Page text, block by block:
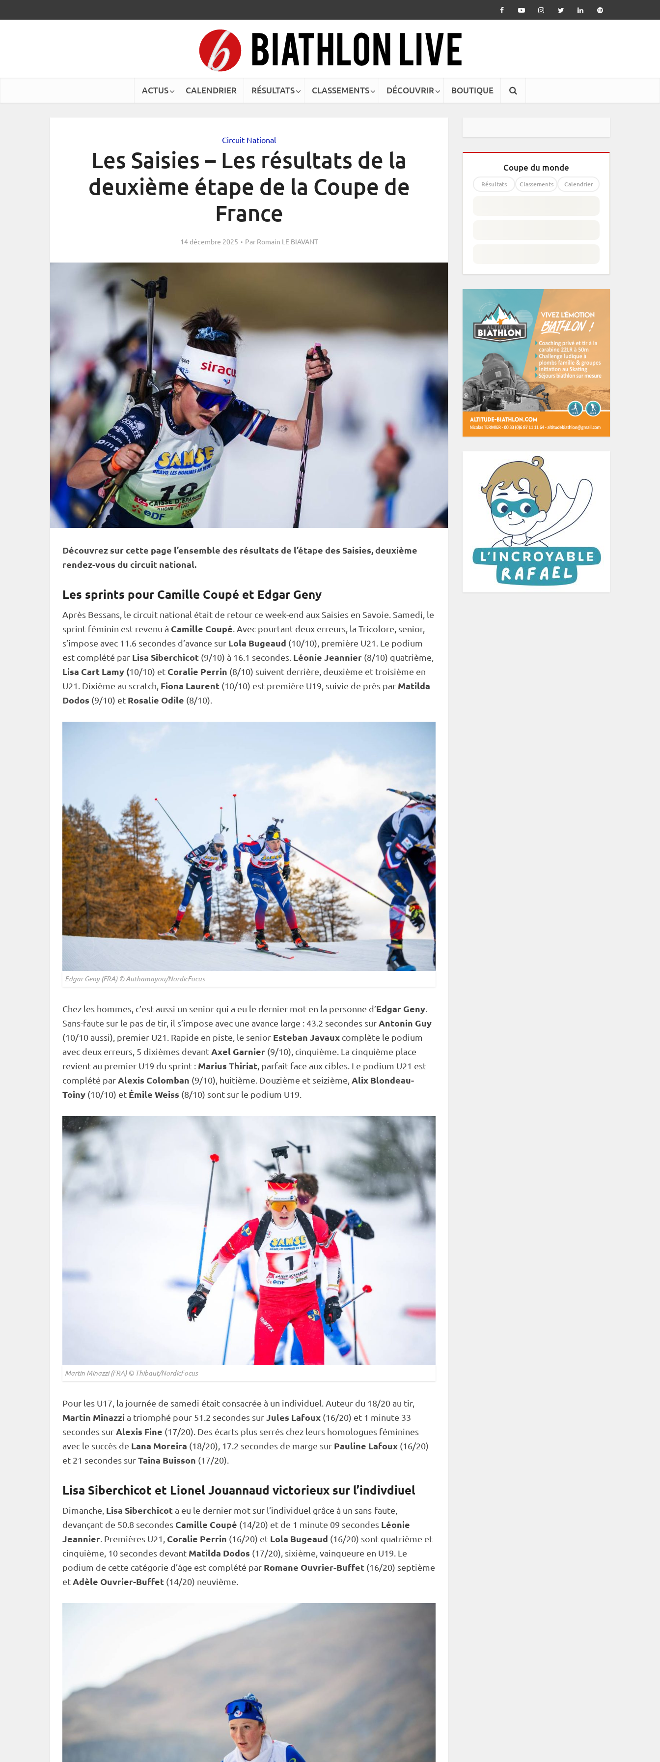
ACTUS CALENDRIER RÉSULTATS CLASSEMENTS DÉCOUVRIR BOUTIQUE
Circuit National
Les Saisies – Les résultats de la
deuxième étape de la Coupe de
France
14 décembre 2025 Par Romain LE BIAVANT
Découvrez sur cette page l’ensemble des résultats de l’étape des Saisies, deuxième
rendez-vous du circuit national.
Les sprints pour Camille Coupé et Edgar Geny
Après Bessans, le circuit national était de retour ce week-end aux Saisies en Savoie. Samedi, le
sprint féminin est revenu à Camille Coupé . Avec pourtant deux erreurs, la Tricolore, senior,
s’impose avec 11.6 secondes d’avance sur Lola Bugeaud (10/10), première U21. Le podium
est complété par Lisa Siberchicot (9/10) à 16.1 secondes. Léonie Jeannier (8/10) quatrième,
Lisa Cart Lamy (10/10) et Coralie Perrin (8/10) suivent derrière, deuxième et troisième en
U21. Dixième au scratch, Fiona Laurent (10/10) est première U19, suivie de près par Matilda
Dodos (9/10) et Rosalie Odile (8/10).
Edgar Geny (FRA) © Authamayou/NordicFocus
Chez les hommes, c’est aussi un senior qui a eu le dernier mot en la personne d’Edgar Geny
Sans-faute sur le pas de tir, il s’impose avec une avance large : 43.2 secondes surAntonin Guy
(10/10 aussi), premier U21. Rapide en piste , le senior Esteban Javaux complète le podium
avec deux erreurs, 5 dixièmes devantAxel Garnier (9/10), cinquième. La cinquième place
revient au premier U19 du sprint : Marius Thiriat , parfait face aux cibles. Le podium U21 est
complété parAlexis Colomban (9/10), huitième. Douzième et seizième, Alix Blondeau-
Toiny (10/10) et Émile Weiss (8/10) sont sur le podium U19.
Martin Minazzi (FRA) © Thibaut/NordicFocus
Pour les U17, la journée de samedi était consacrée à un individuel . Auteur du 18/20 au tir,
Martin Minazzia triomphé pour 51.2 secondes surJules Lafoux (16/20) et 1 minute 33
secondes surAlexis Fine (17/20). Des écarts plus serrés chez leurs homologues féminines
avec le succès de Lana Moreira (18/20), 17.2 secondes de marge sur Pauline Lafoux (16/20)
et 21 secondes surTaina Buisson (17/20).
Lisa Siberchicot et Lionel Jouannaud victorieux sur l’indivdiuel
Dimanche, Lisa Siberchicota eu le dernier mot sur l’individuel grâce à un sans-faute,
devançant de 50.8 secondes Camille Coupé (14/20) et de 1 minute 09 secondes Léonie
Jeannier . Premières U21, Coralie Perrin (16/20) et Lola Bugeaud (16/20) sont quatrième et
cinquième, 10 secondes devant Matilda Dodos (17/20), sixième, vainqueure en U19. Le
podium de cette catégorie d’âge est complété par Romane Ouvrier-Buffet (16/20) septième
etAdèle Ouvrier-Buffet (14/20) neuvième.
Coupe du monde
Résultats Classements Calendrier